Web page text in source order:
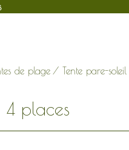
de plage / Tente pare-
places